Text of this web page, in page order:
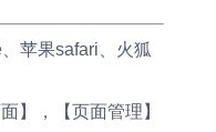
苹果safari、火狐
】，【页面管理】